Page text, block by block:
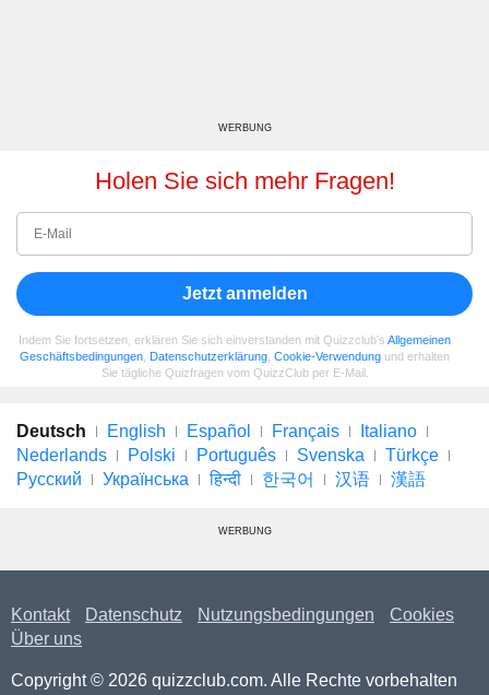
WERBUNG
Holen Sie sich mehr Fragen!
Jetzt anmelden
Indem Sie fortsetzen, erklären Sie sich einverstanden mit Quizzclub's Allgemeinen
Geschäftsbedingungen Datenschutzerklärung Cookie-Verwendung und erhalten
Sie tägliche Quizfragen vom QuizzClub per E-Mail.
Deutsch English Español Français
Italiano
Nederlands
Polski Português Svenska
Türkçe
Русский
Українська हिन्दी 한국어 汉语 漢語
WERBUNG
Kontakt Datenschutz Nutzungsbedingungen
Cookies
Über uns
Copyright © 2026 quizzclub.com. Alle Rechte vorbehalten